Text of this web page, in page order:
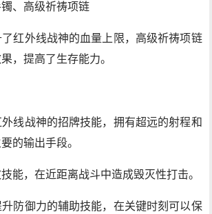
、高级祈祷项链
红外线战神的血量上限，高级祈祷项链
，提高了生存能力。
线战神的招牌技能，拥有超远的射程和
的输出手段。
能，在近距离战斗中造成毁灭性打击。
防御力的辅助技能，在关键时刻可以保